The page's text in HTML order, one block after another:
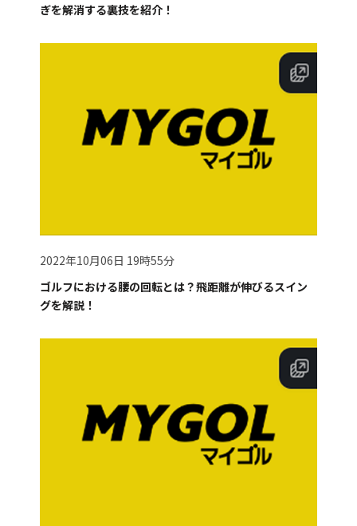
ぎを解消する裏技を紹介！
2022年10月06日 19時55分
ゴルフにおける腰の回転とは？飛距離が伸びるスイン
グを解説！